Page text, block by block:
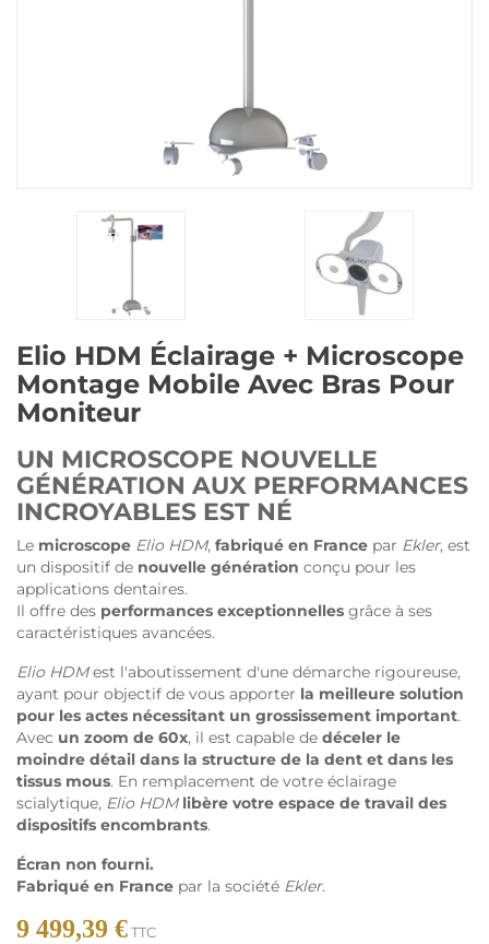
Elio HDM Éclairage + Microscope
Montage Mobile Avec Bras Pour
Moniteur
UN MICROSCOPE NOUVELLE
GÉNÉRATION AUX PERFORMANCES
INCROYABLES EST NÉ
Le microscope Elio HDM, fabriqué en France par Ekler, est
un dispositif de nouvelle génération conçu pour les
applications dentaires.
Il offre des performances exceptionnelles grâce à ses
caractéristiques avancées.
Elio HDMest l'aboutissement d'une démarche rigoureuse,
ayant pour objectif de vous apporter la meilleure solution
pour les actes nécessitant un grossissement important.
Avec un zoom de 60x, il est capable de déceler le
moindre détail dans la structure de la dent et dans les
tissus mous. En remplacement de votre éclairage
scialytique, Elio HDM libère votre espace de travail des
dispositifs encombrants.
Écran non fourni.
Fabriqué en France par la société Ekler.
9 499,39 €TTC